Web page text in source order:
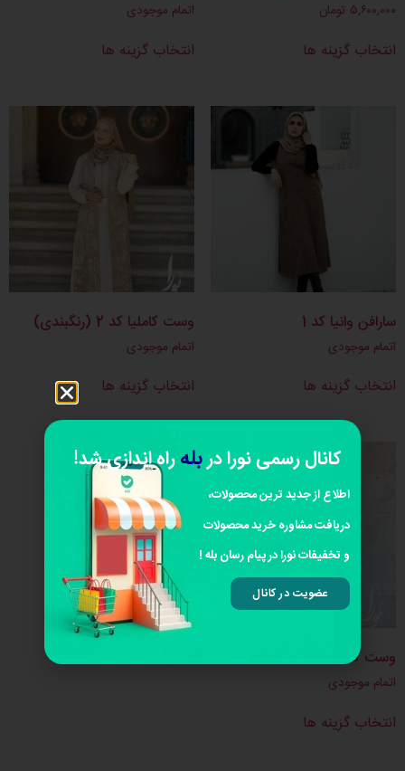
۵,۶۰۰,۰۰۰ تومان
انتخاب گزینه ها
اتمام موجودی
انتخاب گزینه ها
سارافن وانیا کد 1
اتمام موجودی
انتخاب گزینه ها
وست کاملیا کد 2 (رنگبندی)
اتمام موجودی
انتخاب گزینه ها
وست کاملیا
اتمام موجودی
انتخاب گزینه ها
کانال رسمی نورا دربلهراه اندازی شد!
اطلاع از جدید ترین محصولات،
دریافت مشاوره خرید محصولات
و تخفیفات نورا در پیام رسان بله !
عضویت در کانال